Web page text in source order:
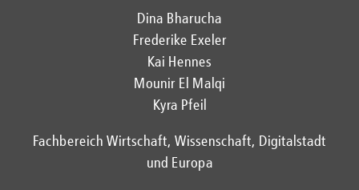
Dina Bharucha
Frederike Exeler
Kai Hennes
Mounir El Malqi
Kyra Pfeil
Fachbereich Wirtschaft, Wissenschaft, Digitalstadt
und Europa